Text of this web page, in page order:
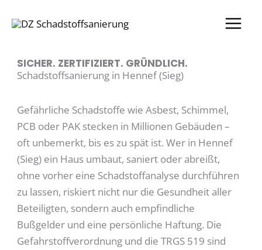
Inhalt
SICHER. ZERTIFIZIERT. GRÜNDLICH.
Schadstoffsanierung in Hennef (Sieg)
Gefährliche Schadstoffe wie Asbest, Schimmel,
PCB oder PAK stecken in Millionen Gebäuden –
oft unbemerkt, bis es zu spät ist. Wer in Hennef
(Sieg) ein Haus umbaut, saniert oder abreißt,
ohne vorher eine Schadstoffanalyse durchführen
zu lassen, riskiert nicht nur die Gesundheit aller
Beteiligten, sondern auch empfindliche
Bußgelder und eine persönliche Haftung. Die
Gefahrstoffverordnung und die TRGS 519 sind